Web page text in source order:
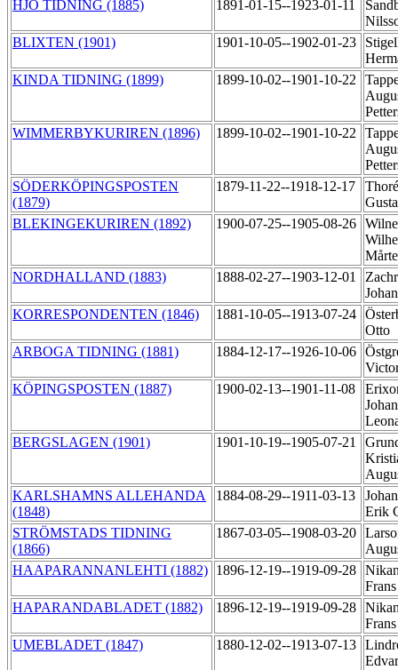
HJO TIDNING (1885)
1891-01-15--1923-01-11
BLIXTEN (1901)
1901-10-05--1902-01-23
KINDA TIDNING (1899)
1899-10-02--1901-10-22
WIMMERBYKURIREN (1896)
1899-10-02--1901-10-22
SÖDERKÖPINGSPOSTEN
(1879)
1879-11-22--1918-12-17
BLEKINGEKURIREN (1892)
1900-07-25--1905-08-26
NORDHALLAND (1883)
1888-02-27--1903-12-01
KORRESPONDENTEN (1846)
1881-10-05--1913-07-24
Otto
ARBOGA TIDNING (1881)
1884-12-17--1926-10-06
KÖPINGSPOSTEN (1887)
1900-02-13--1901-11-08
Johan
BERGSLAGEN (1901)
1901-10-19--1905-07-21
KARLSHAMNS ALLEHANDA
(1848)
1884-08-29--1911-03-13
Erik
STRÖMSTADS TIDNING
(1866)
1867-03-05--1908-03-20
HAAPARANNANLEHTI (1882) 1896-12-19--1919-09-28
HAPARANDABLADET (1882)
1896-12-19--1919-09-28
UMEBLADET (1847)
1880-12-02--1913-07-13